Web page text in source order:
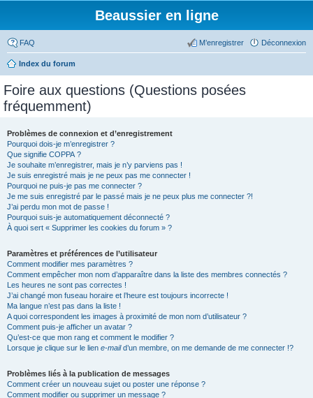
Beaussier en ligne
FAQ Déconnexion
M’enregistrer
Index du forum
Foire aux questions (Questions posées
fréquemment)
Problèmes de connexion et d’enregistrement
Pourquoi dois-je m’enregistrer ?
Que signifie COPPA ?
Je souhaite m’enregistrer, mais je n’y parviens pas !
Je suis enregistré mais je ne peux pas me connecter !
Pourquoi ne puis-je pas me connecter ?
Je me suis enregistré par le passé mais je ne peux plus me connecter ?!
J’ai perdu mon mot de passe !
Pourquoi suis-je automatiquement déconnecté ?
À quoi sert « Supprimer les cookies du forum » ?
Paramètres et préférences de l’utilisateur
Comment modifier mes paramètres ?
Comment empêcher mon nom d’apparaître dans la liste des membres connectés ?
Les heures ne sont pas correctes !
J’ai changé mon fuseau horaire et l’heure est toujours incorrecte !
Ma langue n’est pas dans la liste !
A quoi correspondent les images à proximité de mon nom d’utilisateur ?
Comment puis-je afficher un avatar ?
Qu’est-ce que mon rang et comment le modifier ?
Lorsque je clique sur le lien e-maild’un membre, on me demande de me connecter !?
Problèmes liés à la publication de messages
Comment créer un nouveau sujet ou poster une réponse ?
Comment modifier ou supprimer un message ?